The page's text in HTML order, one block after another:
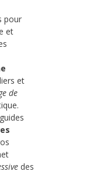
pour
et
et
de
des